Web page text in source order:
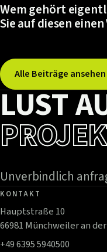
Wem gehört
Sie auf diesen
Alle Beiträge
LUST
Unverbindlich
KONTAKT
Hauptstraße 10
66981 Münchweiler an
+49 6395 5940500